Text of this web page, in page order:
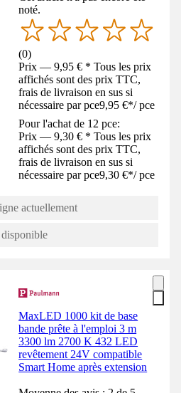
noté.
(0)
Prix — 9,95 € * Tous les prix
affichés sont des prix TTC,
frais de livraison en sus si
nécessaire par pce9,95 €*/ pce
Pour l'achat de 12 pce:
Prix — 9,30 € * Tous les prix
affichés sont des prix TTC,
frais de livraison en sus si
nécessaire par pce9,30 €*/ pce
actuellement
MaxLED 1000 kit de base
bande prête à l'emploi 3 m
3300 lm 2700 K 432 LED
revêtement 24V compatible
Smart Home après extension